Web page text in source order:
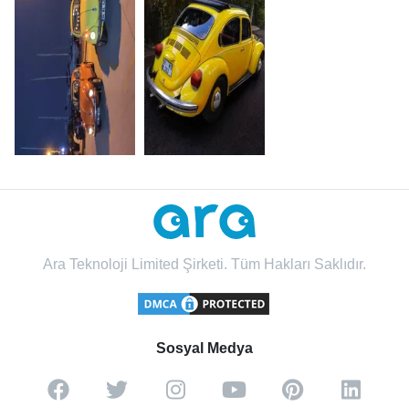
Ara Teknoloji Limited Şirketi. Tüm Hakları Saklıdır.
Sosyal Medya